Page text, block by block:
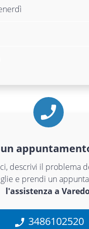
descrivi il problema
e prendi un
l'assistenza a
3486102520